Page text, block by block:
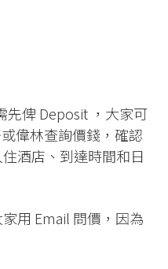
先俾 Deposit ，大家可
偉林查詢價錢，確認
酒店、到達時間和日
用 Email 問價，因為